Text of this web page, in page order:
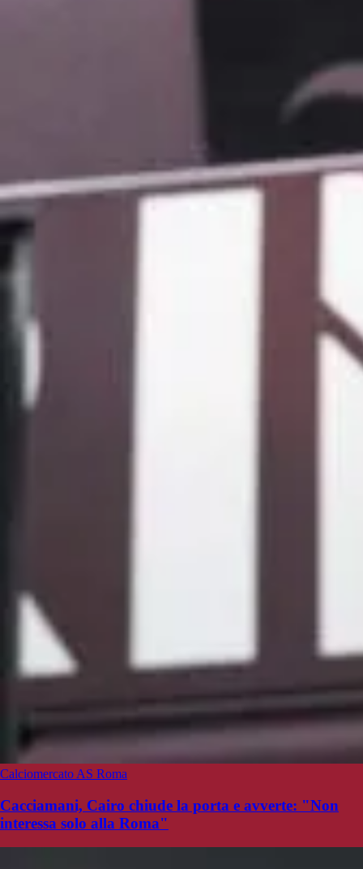
Calciomercato AS Roma
Cacciamani, Cairo chiude la porta e avverte: "Non
interessa solo alla Roma"